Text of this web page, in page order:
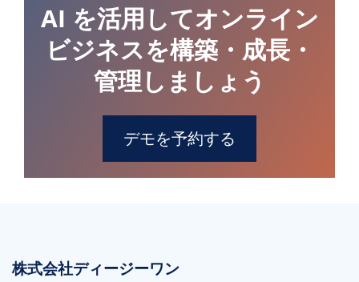
AI を活用してオンライン
ビジネスを構築・成長・
管理しましょう
デモを予約する
株式会社ディージーワン